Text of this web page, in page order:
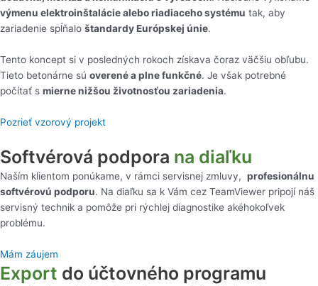
výmenu elektroinštalácie alebo riadiaceho systému tak, aby
zariadenie spĺňalo štandardy Európskej únie.
Tento koncept si v posledných rokoch získava čoraz väčšiu obľubu.
Tieto betonárne sú overené a plne funkčné. Je však potrebné
počítať s mierne nižšou životnosťou zariadenia.
Pozrieť vzorový projekt
Softvérová podpora na diaľku
Naším klientom ponúkame, v rámci servisnej zmluvy, profesionálnu
softvérovú podporu. Na diaľku sa k Vám cez TeamViewer pripojí náš
servisný technik a pomôže pri rýchlej diagnostike akéhokoľvek
problému.
Mám záujem
Export do účtovného programu